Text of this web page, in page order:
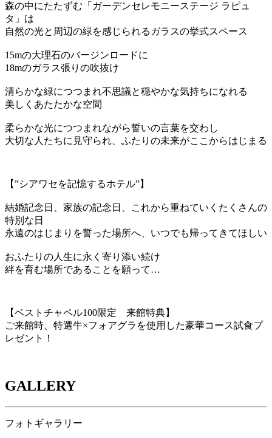
森の中にたたずむ「ガーデンセレモニーステージ ラピュ
タ」は
自然の光と周辺の緑を感じられるガラスの挙式スペース
15mの大理石のバージンロードに
18mのガラス張りの吹抜け
清らかな緑につつまれ不思議と穏やかな気持ちになれる
美しくあたたかな空間
柔らかな光につつまれながら誓いの言葉を交わし
大切な人たちに見守られ、ふたりの未来がここからはじまる
【”シアワセを記憶するホテル”】
結婚記念日、家族の記念日、これから重ねていくたくさんの
特別な日
永遠のはじまりを誓った場所へ、いつでも帰ってきてほしい
おふたりの人生に永く寄り添い続け
絆を育む場所であることを願って…
【ベストチャペル100限定 来館特典】
ご来館時、特選牛×フォアグラを使用した豪華コース試食プ
レゼント！
GALLERY
フォトギャラリー